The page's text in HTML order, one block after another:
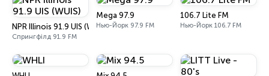
NPR Illinois 91.9 UIS (WUIS)
Спрингфілд 91.9 FM
Mega 97.9
Нью-Йорк 97.9 FM
106.7 Lite FM
Нью-Йорк 106.7 FM